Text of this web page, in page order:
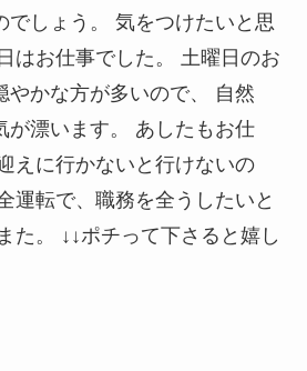
でしょう。 気をつけたいと思
はお仕事でした。 土曜日のお
やかな方が多いので、 自然
が漂います。 あしたもお仕
えに行かないと行けないの
運転で、職務を全うしたいと
た。 ↓↓ポチって下さると嬉し